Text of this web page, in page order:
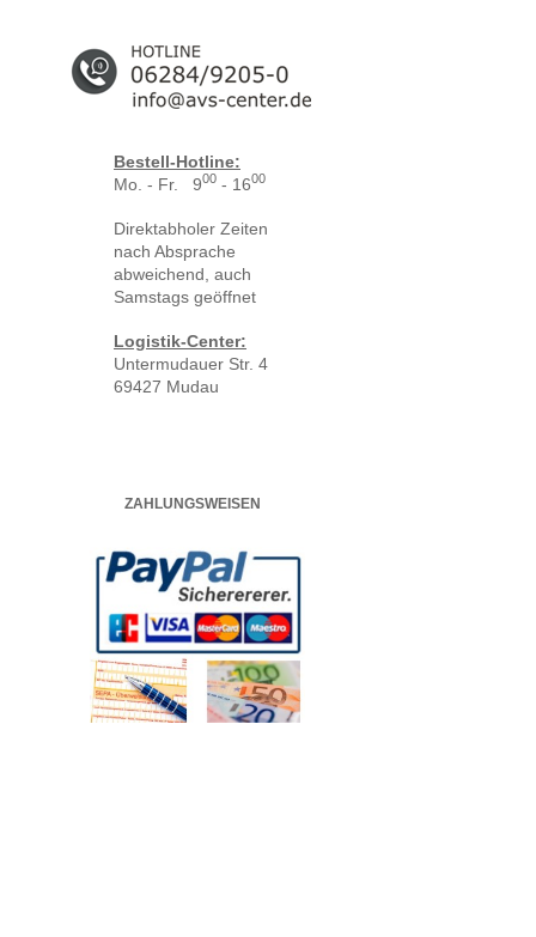
Bestell-Hotline:
Mo. - Fr. 900 - 1600
Direktabholer Zeiten
nach Absprache
abweichend, auch
Samstags geöffnet
Logistik-Center:
Untermudauer Str. 4
69427 Mudau
ZAHLUNGSWEISEN